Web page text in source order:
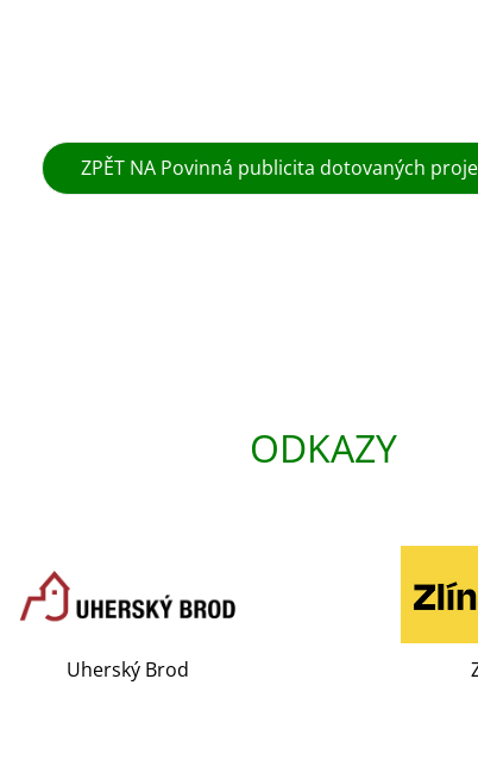
ZPĚT NA Povinná publicita dotovaných
ODKAZY
Uherský Brod